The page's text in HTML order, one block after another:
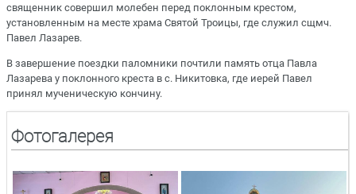
священник совершил молебен перед поклонным крестом,
установленным на месте храма Святой Троицы, где служил сщмч.
Павел Лазарев.
В завершение поездки паломники почтили память отца Павла
Лазарева у поклонного креста в с. Никитовка, где иерей Павел
принял мученическую кончину.
Фотогалерея